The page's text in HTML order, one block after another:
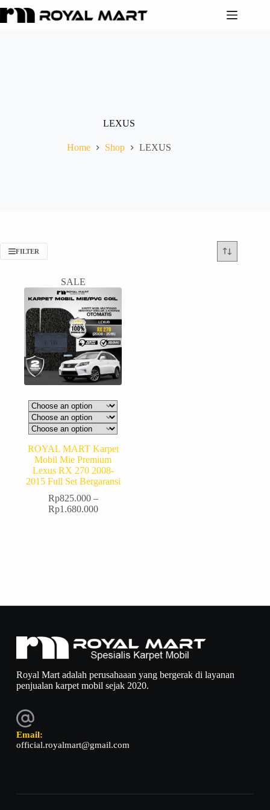
LEXUS
Home Shop LEXUS
FILTER
SALE
ROYAL MART Karpet
Mobil Mie Premium
Lexus RX 270 2008-
2015 Full Set Bergaransi
Rp825.000 –
Rp1.680.000
Royal Mart adalah perusahaaan yang bergerak di layanan
penjualan karpet mobil sejak 2020.
Email:
official.royalmart@gmail.com